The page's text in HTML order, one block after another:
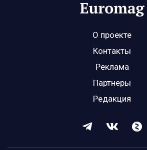
О проекте
Контакты
Реклама
Партнеры
Редакция